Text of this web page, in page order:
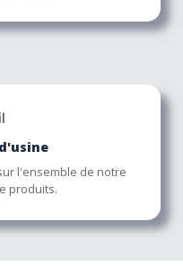
l'ensemble de notre
produits.